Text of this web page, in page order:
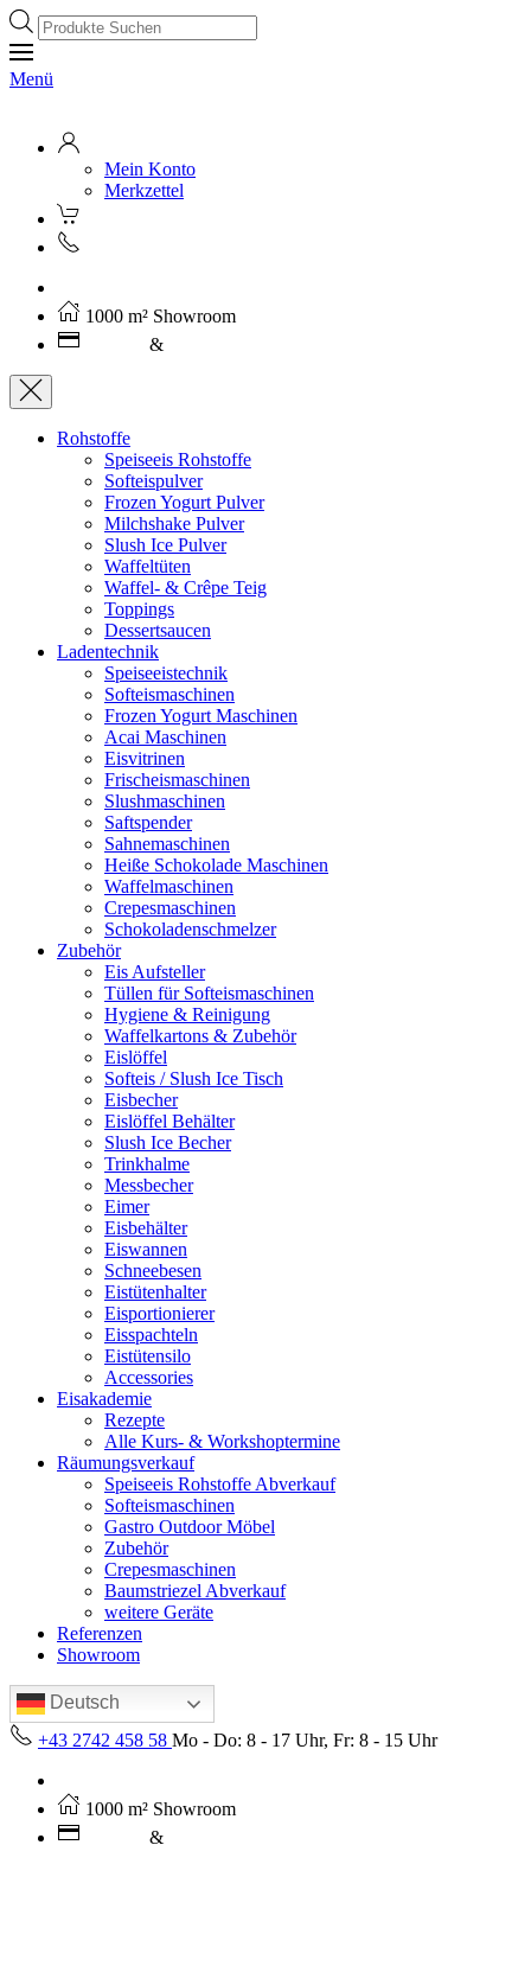
Products
search
Menü
Mein Konto
Merkzettel
1000 m² Showroom
&
Rohstoffe
Speiseeis Rohstoffe
Softeispulver
Frozen Yogurt Pulver
Milchshake Pulver
Slush Ice Pulver
Waffeltüten
Waffel- & Crêpe Teig
Toppings
Dessertsaucen
Ladentechnik
Speiseeistechnik
Softeismaschinen
Frozen Yogurt Maschinen
Acai Maschinen
Eisvitrinen
Frischeismaschinen
Slushmaschinen
Saftspender
Sahnemaschinen
Heiße Schokolade Maschinen
Waffelmaschinen
Crepesmaschinen
Schokoladenschmelzer
Zubehör
Eis Aufsteller
Tüllen für Softeismaschinen
Hygiene & Reinigung
Waffelkartons & Zubehör
Eislöffel
Softeis / Slush Ice Tisch
Eisbecher
Eislöffel Behälter
Slush Ice Becher
Trinkhalme
Messbecher
Eimer
Eisbehälter
Eiswannen
Schneebesen
Eistütenhalter
Eisportionierer
Eisspachteln
Eistütensilo
Accessories
Eisakademie
Rezepte
Alle Kurs- & Workshoptermine
Räumungsverkauf
Speiseeis Rohstoffe Abverkauf
Softeismaschinen
Gastro Outdoor Möbel
Zubehör
Crepesmaschinen
Baumstriezel Abverkauf
weitere Geräte
Referenzen
Showroom
Deutsch
+43 2742 458 58 Mo - Do: 8 - 17 Uhr, Fr: 8 - 15 Uhr
1000 m² Showroom
&